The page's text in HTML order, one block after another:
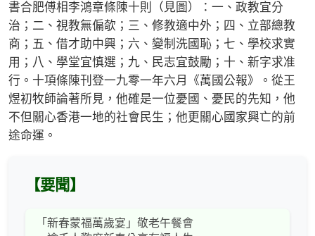
書合肥傅相李鴻章條陳十則（見圖）：一、政教宜分
治；二、視教無偏欹；三、修教適中外；四、立部總教
商；五、借才助中興；六、變制洗國恥；七、學校求實
用；八、學堂宜慎選；九、民志宜鼓勵；十、新字求准
行。十項條陳刊登一九零一年六月《萬國公報》。從王
煜初牧師論著所見，他確是一位憂國、憂民的先知，他
不但關心香港一地的社會民生；他更關心國家興亡的前
途命運。
【要聞】
「新春蒙福萬歲宴」敬老午餐會